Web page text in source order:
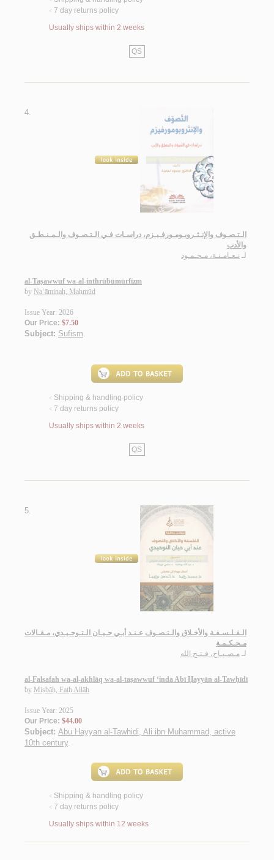
< 7 day returns policy
Usually ships within 2 weeks
QS
4.
الـتـصـوف والإنـثـروبـومـورفـيـزم، دراسـات فـي الـتـصـوف والـمـنـطـق
والأدب
لـ نـعـامـنـة، مـحـمـود
al-Taṣawwuf wa-al-inthrūbūmūrfīzm
by Na‘āminah, Maḥmūd
Issue Year: 2026
Our Price: $7.50
Subject: Sufism.
< Shipping & handling policy
< 7 day returns policy
Usually ships within 2 weeks
QS
5.
الـفـلـسـفـة والأخـلاق والـتـصـوف عـنـد أبـي حـيـان الـتـوحـيـدي، مـقـالات
مـحـكـمـة
لـ مـصـبـاح، فـتـح الله
al-Falsafah wa-al-akhlāq wa-al-taṣawwuf ‘inda Abī Ḥayyān al-Tawḥīdī
by Miṣbāḥ, Fatḥ Allāh
Issue Year: 2025
Our Price: $44.00
Subject: Abu Hayyan al-Tawhidi, Ali ibn Muhammad, active
10th century.
< Shipping & handling policy
< 7 day returns policy
Usually ships within 12 weeks